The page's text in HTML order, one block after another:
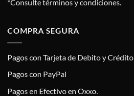
*Consulte términos y condiciones.
COMPRA SEGURA
Pagos con Tarjeta de Debito y Crédito.
Pagos con PayPal
Pagos en Efectivo en Oxxo.